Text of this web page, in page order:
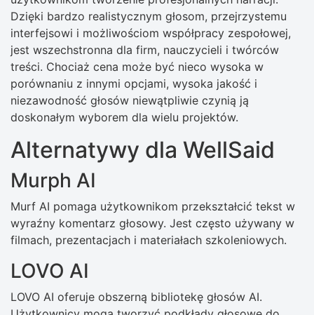
Dzięki bardzo realistycznym głosom, przejrzystemu
interfejsowi i możliwościom współpracy zespołowej,
jest wszechstronna dla firm, nauczycieli i twórców
treści. Chociaż cena może być nieco wysoka w
porównaniu z innymi opcjami, wysoka jakość i
niezawodność głosów niewątpliwie czynią ją
doskonałym wyborem dla wielu projektów.
Alternatywy dla WellSaid
Murph AI
Murf AI pomaga użytkownikom przekształcić tekst w
wyraźny komentarz głosowy. Jest często używany w
filmach, prezentacjach i materiałach szkoleniowych.
LOVO AI
LOVO AI oferuje obszerną bibliotekę głosów AI.